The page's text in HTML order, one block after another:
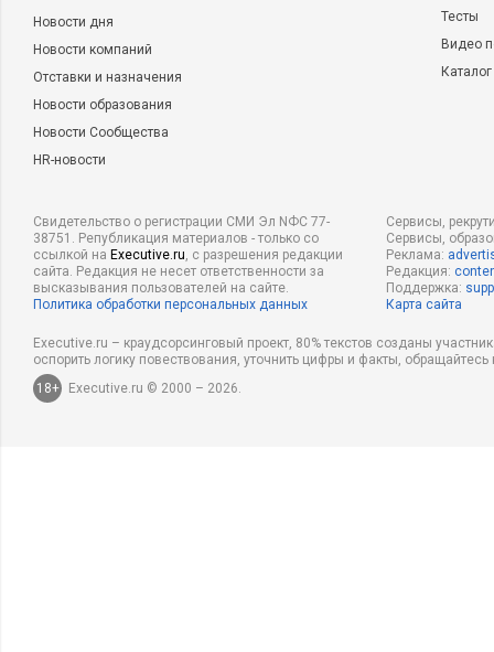
Новости дня
Новости компаний
Отставки и назначения
Новости образования
Новости Сообщества
HR-новости
Тесты
Видео
Свидетельство о регистрации СМИ Эл NФС 77-
38751. Републикация материалов - только со
ссылкой на Executive.ru, с разрешения редакции
сайта. Редакция не несет ответственности за
высказывания пользователей на сайте.
Политика обработки персональных данных
Сервисы,
Сервисы,
Реклама:
Редакция:
Поддержка:
Карта сайта
Executive.ru – краудсорсинговый проект, 80% текстов созданы
оспорить логику повествования, уточнить цифры и факты,
18+
Executive.ru © 2000 – 2026.